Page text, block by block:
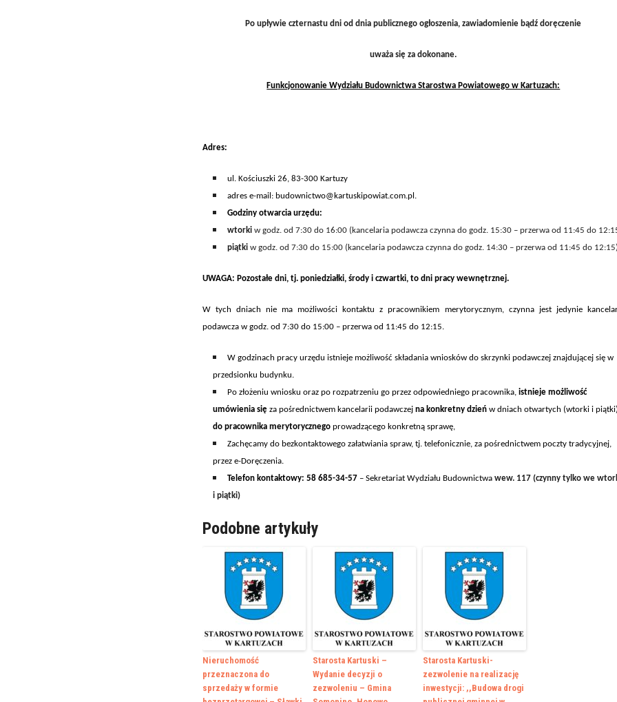
Po upływie czternastu dni od dnia publicznego ogłoszenia, zawiadomienie bądź doręczenie
uważa się za dokonane.
Funkcjonowanie Wydziału Budownictwa Starostwa Powiatowego w Kartuzach:
Adres:
ul. Kościuszki 26, 83-300 Kartuzy
adres e-mail: budownictwo@kartuskipowiat.com.pl.
Godziny otwarcia urzędu:
wtorkiw godz. od 7:30 do 16:00 (kancelaria podawczaczynna do godz. 15:30 – przerwa od 11:45 do
piątkiw godz. od 7:30 do 15:00 (kancelaria podawcza czynna do godz. 14:30 – przerwa od 11:45 do
UWAGA: Pozostałe dni, tj. poniedziałki, środy i czwartki, to dni pracy wewnętrznej.
W tych dniachnie ma możliwości kontaktu z pracownikiem merytorycznym, czynna jest jedynie
podawcza w godz. od 7:30 do 15:00 – przerwa od 11:45 do 12:15.
W godzinach pracy urzędu istnieje możliwość składania wniosków do skrzynki podawczej znajdującej się w
przedsionku budynku.
Po złożeniu wniosku oraz po rozpatrzeniu go przez odpowiedniego pracownika, istnieje możliwość
umówienia sięza pośrednictwem kancelarii podawczej na konkretny dzieńw dniach otwartych (wtorki i
do pracownikamerytorycznegoprowadzącegokonkretną sprawę,
Zachęcamy do bezkontaktowego załatwiania spraw, tj. telefonicznie, za pośrednictwem poczty tradycyjnej,
przez e-Doręczenia.
Telefon kontaktowy: 58 685-34-57 – Sekretariat Wydziału Budownictwa wew. 117(czynny tylko we
i piątki)
Podobne artykuły
Nieruchomość
przeznaczona do
sprzedaży w formie
Starosta Kartuski –
Wydanie decyzji o
zezwoleniu – Gmina
Starosta Kartuski-
zezwolenie na realizację
inwestycji: ,,Budowa drogi